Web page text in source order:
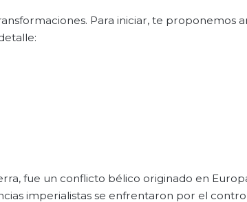
Para iniciar, te proponemos
fue un conflicto bélico originado en
imperialistas se enfrentaron por el